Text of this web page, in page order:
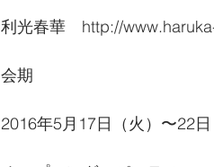
利光春華　http://
会期
2016年5月17日（火）〜22